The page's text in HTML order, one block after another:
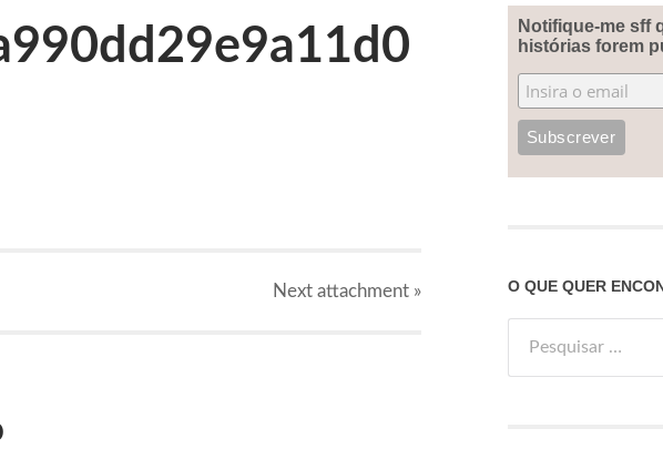
Next attachment »
Notifique-me sff
histórias forem
O QUE QUER
por: